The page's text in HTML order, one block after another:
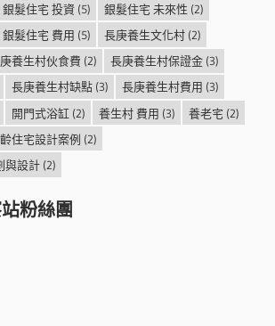
銀髮住宅 投資(5) 銀髮住宅 未來性 (2)
銀髮住宅 費用 (5) 長庚養生文化村(2)
養生村伙食費 (2) 長庚養生村保證金(3)
長庚養生村缺點(3) 長庚養生村費用 (3)
開門式浴缸(2) 養生村 費用 (3) 養老宅 (2)
住宅設計案例 (2)
與設計(2)
粉絲團